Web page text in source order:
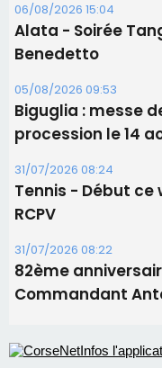
06/08/2026 15:04
Alata - Soirée
Benedetto
05/08/2026 09:53
Biguglia : messe
procession le 14
31/07/2026 08:24
Tennis - Début
RCPV
31/07/2026 08:22
82ème
Commandant